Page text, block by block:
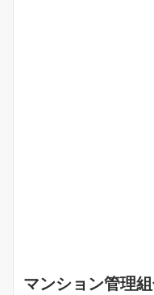
マンション管理